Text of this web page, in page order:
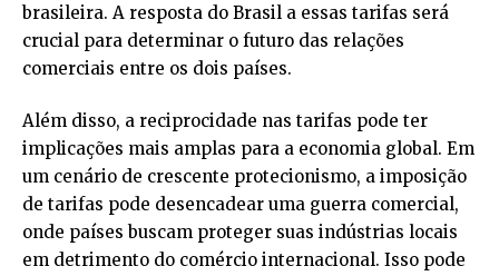
brasileira. A resposta do Brasil a essas tarifas será
crucial para determinar o futuro das relações
comerciais entre os dois países.
Além disso, a reciprocidade nas tarifas pode ter
implicações mais amplas para a economia global. Em
um cenário de crescente protecionismo, a imposição
de tarifas pode desencadear uma guerra comercial,
onde países buscam proteger suas indústrias locais
em detrimento do comércio internacional. Isso pode